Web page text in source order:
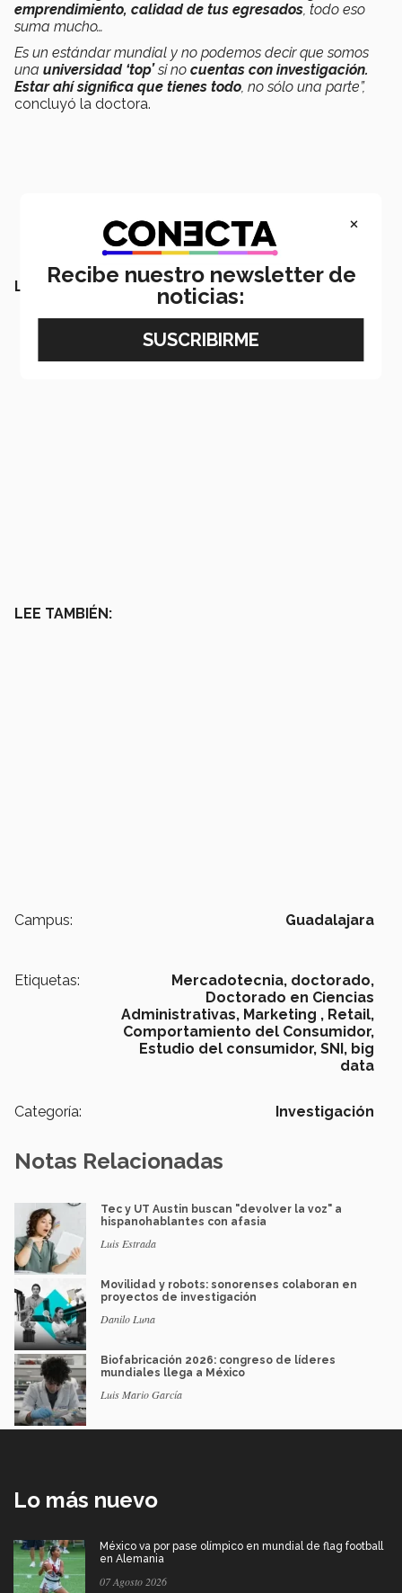
emprendimiento, calidad de tus egresados , todo eso
suma mucho…
Es un estándar mundial y no podemos decir que somos
una universidad ‘top’si no cuentas con investigación.
Estar ahí significa que tienes todo , no sólo una parte”,
concluyó la doctora.
LEE TAMBIÉN:
LEE TAMBIÉN:
Campus: Guadalajara
Etiquetas: Mercadotecnia, doctorado,
Doctorado en Ciencias
Administrativas, Marketing , Retail,
Comportamiento del Consumidor,
Estudio del consumidor, SNI, big
data
Categoría: Investigación
Notas Relacionadas
Tec y UT Austin buscan "devolver la voz" a
hispanohablantes con afasia
Luis Estrada
Movilidad y robots: sonorenses colaboran en
proyectos de investigación
Danilo Luna
Biofabricación 2026: congreso de líderes
mundiales llega a México
Luis Mario García
Lo más nuevo
México va por pase olímpico en mundial de flag football
en Alemania
07 Agosto 2026
×
Recibe nuestro newsletter de
noticias: